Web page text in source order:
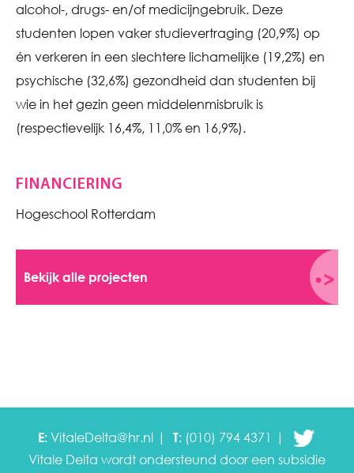
alcohol-, drugs- en/of medicijngebruik. Deze
studenten lopen vaker studievertraging (20,9%) op
én verkeren in een slechtere lichamelijke (19,2%) en
psychische (32,6%) gezondheid dan studenten bij
wie in het gezin geen middelenmisbruik is
(respectievelijk 16,4%, 11,0% en 16,9%).
FINANCIERING
Hogeschool Rotterdam
Bekijk alle projecten
E: VitaleDelta@hr.nl T: (010) 794 4371
Vitale Delta wordt ondersteund door een subsidie